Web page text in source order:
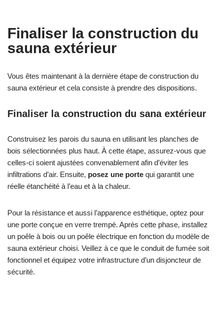
Finaliser la construction du
sauna extérieur
Vous êtes maintenant à la dernière étape de construction du
sauna extérieur et cela consiste à prendre des dispositions.
Finaliser la construction du sana extérieur
Construisez les parois du sauna en utilisant les planches de
bois sélectionnées plus haut. À cette étape, assurez-vous que
celles-ci soient ajustées convenablement afin d’éviter les
infiltrations d’air. Ensuite, posez une porte qui garantit une
réelle étanchéité à l’eau et à la chaleur.
Pour la résistance et aussi l’apparence esthétique, optez pour
une porte conçue en verre trempé. Après cette phase, installez
un poêle à bois ou un poêle électrique en fonction du modèle de
sauna extérieur choisi. Veillez à ce que le conduit de fumée soit
fonctionnel et équipez votre infrastructure d’un disjoncteur de
sécurité.